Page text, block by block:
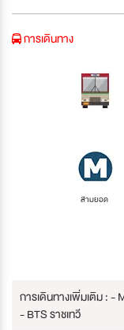
การเดินทาง
สามยอด
การเดินทางเพิ่มเติม : -
- BTS ราชเทวี